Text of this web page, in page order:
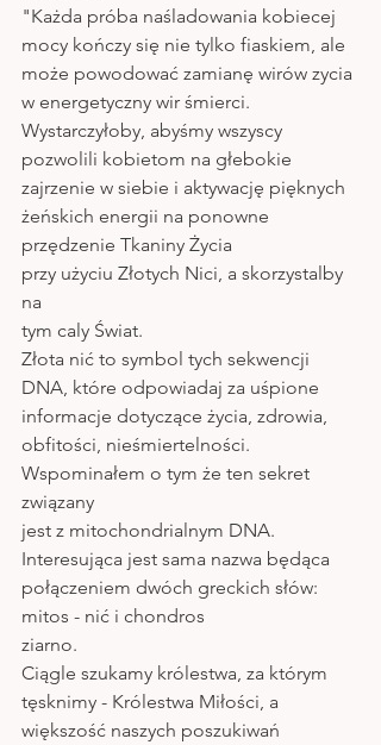
"Każda próba naśladowania kobiecej
mocy kończy się nie tylko fiaskiem, ale
może powodować zamianę wirów zycia
w energetyczny wir śmierci.
Wystarczyłoby, abyśmy wszyscy
pozwolili kobietom na głebokie
zajrzenie w siebie i aktywację pięknych
żeńskich energii na ponowne
przędzenie Tkaniny Życia
przy użyciu Złotych Nici, a skorzystalby
na
tym caly Świat.
Złota nić to symbol tych sekwencji
DNA, które odpowiadaj za uśpione
informacje dotyczące życia, zdrowia,
obfitości, nieśmiertelności.
Wspominałem o tym że ten sekret
związany
jest z mitochondrialnym DNA.
Interesująca jest sama nazwa będąca
połączeniem dwóch greckich słów:
mitos - nić i chondros
ziarno.
Ciągle szukamy królestwa, za którym
tęsknimy - Królestwa Miłości, a
większość naszych poszukiwań